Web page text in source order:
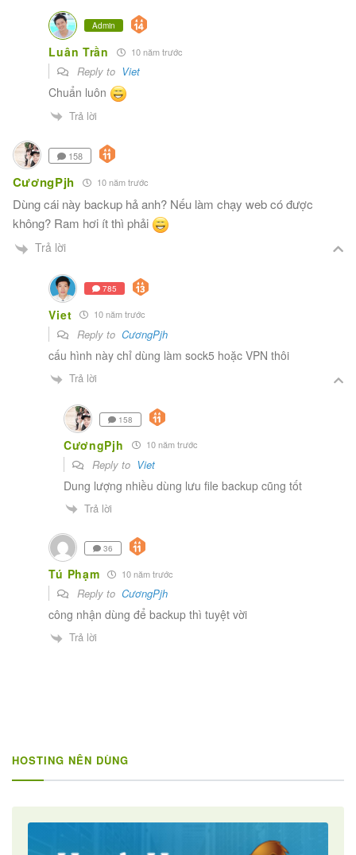
Admin
Luân Trần 10 năm trước
Reply to Viet
Chuẩn luôn
Trả lời
158
CươngPjh 10 năm trước
Dùng cái này backup hả anh? Nếu làm chạy web có được
không? Ram hơi ít thì phải
Trả lời
785
Viet 10 năm trước
Reply toCươngPjh
cấu hình này chỉ dùng làm sock5 hoặc VPN thôi
Trả lời
158
CươngPjh 10 năm trước
Reply to Viet
Dung lượng nhiều dùng lưu file backup cũng tốt
Trả lời
36
Tú Phạm 10 năm trước
Reply toCươngPjh
công nhận dùng để backup thì tuyệt vời
Trả lời
HOSTING NÊN DÙNG